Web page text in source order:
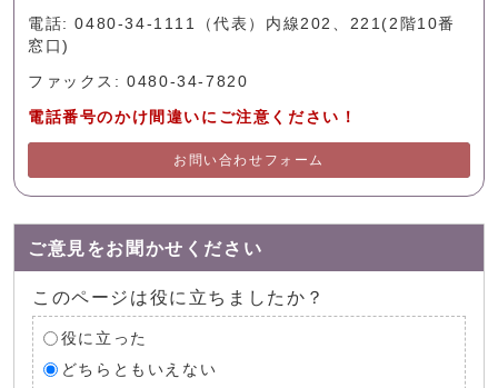
電話: 0480-34-1111（代表）内線202、221(2階10番
窓口)
ファックス: 0480-34-7820
電話番号のかけ間違いにご注意ください！
お問い合わせフォーム
ご意見をお聞かせください
このページは役に立ちましたか？
役に立った
どちらともいえない